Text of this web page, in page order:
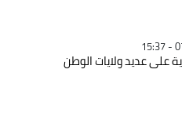
على عديد ولايات الوطن